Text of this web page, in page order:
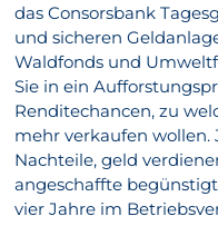
das Consorsbank
und sicheren
Waldfonds und
Sie in ein
Renditechancen, zu
mehr verkaufen wollen.
Nachteile, geld
angeschaffte
vier Jahre im